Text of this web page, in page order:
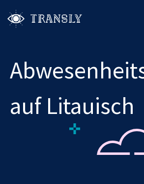
auf Litauisch